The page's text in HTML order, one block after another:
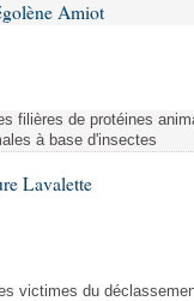
Amiot
filières de protéines
à base d'insectes
Lavalette
victimes du